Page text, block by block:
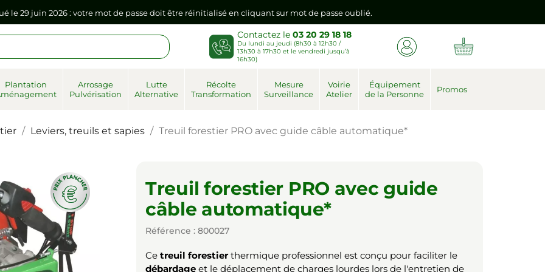
le 29 juin 2026 : votre mot de passe doit être réinitialisé en cliquant sur mot de passe oublié.
dans votre navigateur internet, il doit être réenregistré à la première connexion vers votre nouvel espace client.
le 29 juin 2026 : votre mot de passe doit être réinitialisé en cliquant sur mot de passe oublié.
Contactez le03 20 29 18 18
Du lundi au jeudi (8h30 à 12h30 /
13h30 à 17h30 et le vendredi jusqu’à
16h30)
Plantation
Arrosage
Pulvérisation
Lutte
Alternative
Récolte
Transformation
Mesure
Surveillance
Voirie
Atelier
Équipement
de la Personne
Promos
Leviers, treuils et sapies Treuil forestier PRO avec guide câble automatique*
Treuil forestier PRO avec guide
câble automatique*
Référence : 800027
Ce treuil forestierthermique professionnel est conçu pour faciliter le
débardage et le déplacement de charges lourdes lors de l'entretien de